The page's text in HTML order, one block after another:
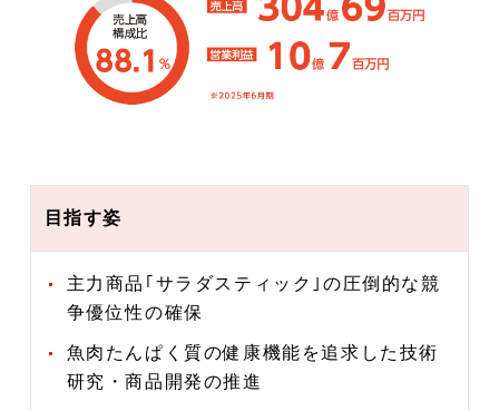
目指す姿
主力商品｢サラダスティック｣の圧倒的な競
争優位性の確保
魚肉たんぱく質の健康機能を追求した技術
研究・商品開発の推進